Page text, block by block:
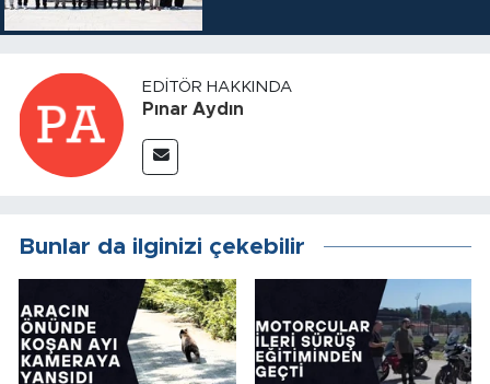
EDITÖR HAKKINDA
Pınar Aydın
Bunlar da ilginizi çekebilir